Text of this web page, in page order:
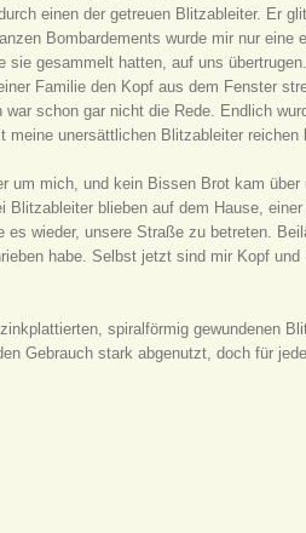
einen der getreuen Blitzableiter. Er
Bombardements wurde mir nur
gesammelt hatten, auf uns
Familie den Kopf aus dem Fenster
schon gar nicht die Rede. Endlich
unersättlichen Blitzableiter reichen
mich, und kein Bissen Brot kam
blieben auf dem Hause,
wieder, unsere Straße zu betreten.
habe. Selbst jetzt sind mir Kopf
spiralförmig gewundenen
Gebrauch stark abgenutzt, doch für